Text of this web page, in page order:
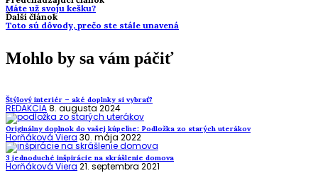
Máte už svoju kešku?
Ďalší článok
Toto sú dôvody, prečo ste stále unavená
Mohlo by sa vám páčiť
Štýlový interiér – aké doplnky si vybrať?
REDAKCIA8. augusta 2024
Originálny doplnok do vašej kúpeľne: Podložka zo starých uterákov
Horňáková Viera 30. mája 2022
3 jednoduché inšpirácie na skrášlenie domova
Horňáková Viera 21. septembra 2021